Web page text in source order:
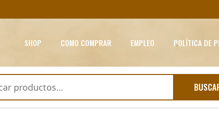
SHOP COMO COMPRAR EMPLEO POLÍTICA DE